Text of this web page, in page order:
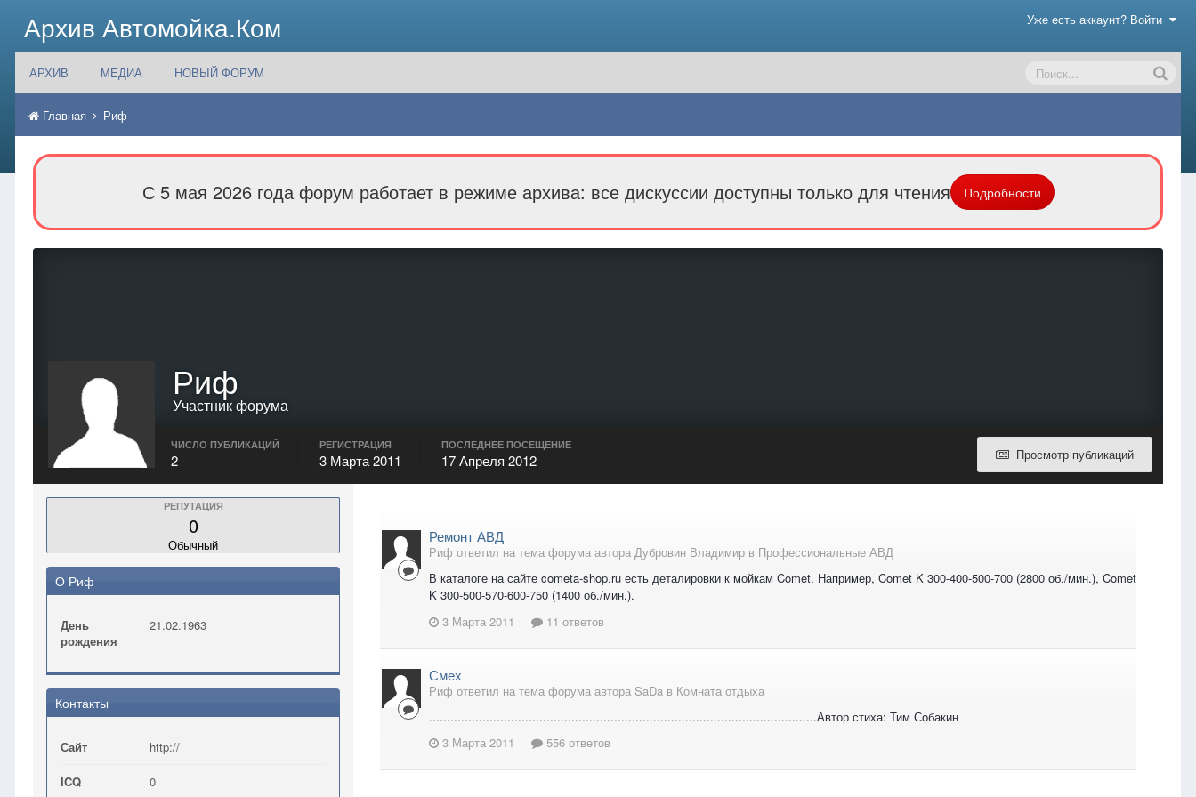
Архив Автомойка.Ком Уже есть аккаунт? Войти
АРХИВ МЕДИА НОВЫЙ ФОРУМ
Главная Риф
С 5 мая 2026 года форум работает в режиме архива: все дискуссии доступны только для чтения Подробности
Риф
Участник форума
Просмотр публикаций
ЧИСЛО ПУБЛИКАЦИЙ
2
РЕГИСТРАЦИЯ
3 Марта 2011
ПОСЛЕДНЕЕ ПОСЕЩЕНИЕ
17 Апреля 2012
РЕПУТАЦИЯ
0
Обычный
О Риф
День
рождения
21.02.1963
Контакты
Сайт http://
ICQ 0
Ремонт АВД
Риф ответил на тема форума автора Дубровин Владимир в Профессиональные АВД
В каталоге на сайте cometa-shop.ru есть деталировки к мойкам Comet. Например, Comet K 300-400-500-700 (2800 об./мин.), Comet
K 300-500-570-600-750 (1400 об./мин.).
3 Марта 2011
11 ответов
Смех
Риф ответил на тема форума автора SaDa в Комната отдыха
.............................................................................................................Автор стиха: Тим Собакин
3 Марта 2011
556 ответов